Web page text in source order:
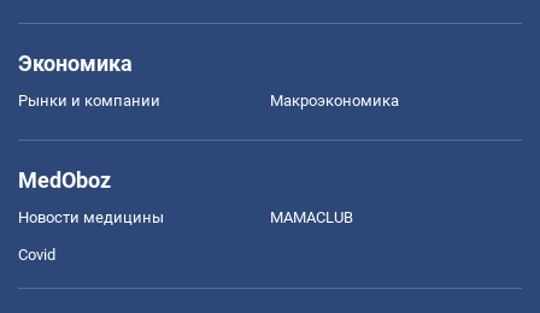
Экономика
Рынки и компании Mакроэкономика
MedOboz
Новости медицины MAMACLUB
Covid